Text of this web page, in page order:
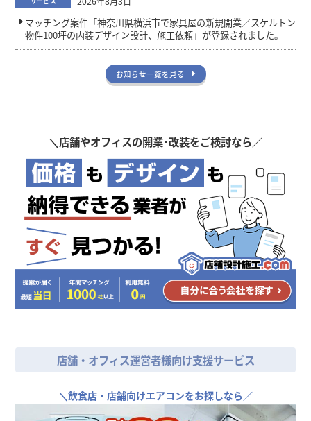
マッチング案件「神奈川県横浜市で家具屋の新規開業／スケルトン
物件100坪の内装デザイン設計、施工依頼」が登録されました。
お知らせ一覧を見る
＼店舗やオフィスの開業･改装をご検討なら／
店舗・オフィス運営者様向け支援サービス
＼飲食店・店舗向けエアコンをお探しなら／